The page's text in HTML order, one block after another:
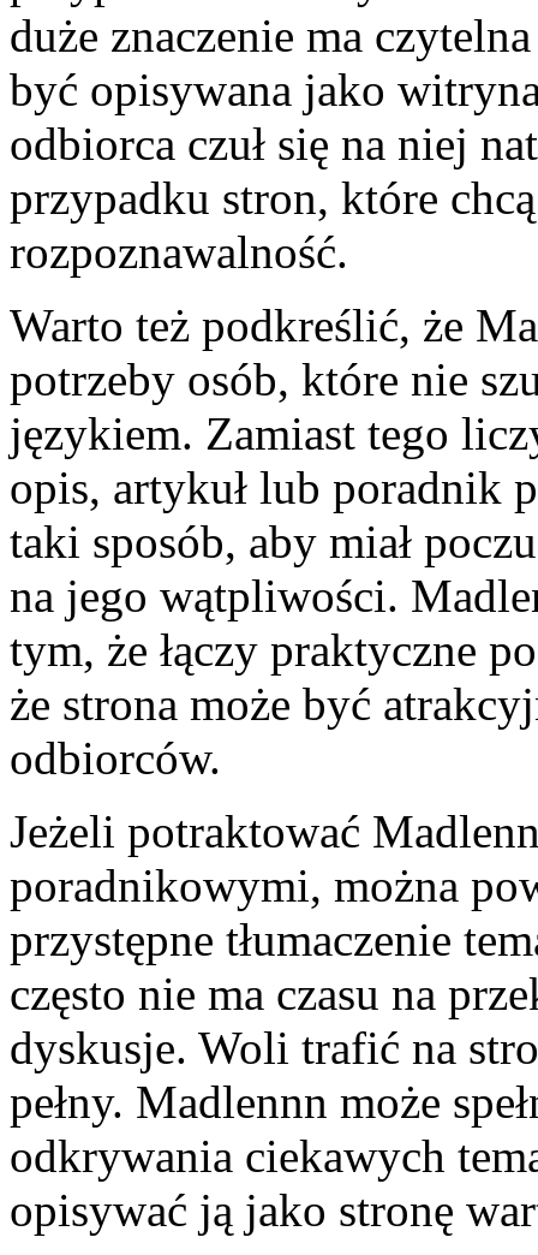
duże znaczenie ma
być opisywana jako
odbiorca czuł się na niej
przypadku stron, które
rozpoznawalność.
Warto też podkreślić, że
potrzeby osób, które nie
językiem. Zamiast tego
opis, artykuł lub poradnik
taki sposób, aby miał
na jego wątpliwości.
tym, że łączy praktyczne
że strona może być
odbiorców.
Jeżeli potraktować
poradnikowymi, można
przystępne tłumaczenie
często nie ma czasu na
dyskusje. Woli trafić na
pełny. Madlennn może
odkrywania ciekawych
opisywać ją jako stronę